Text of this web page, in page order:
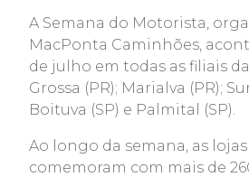
A Semana do Motorista,
MacPonta Caminhões,
de julho em todas as filiais
Grossa (PR); Marialva (PR);
Boituva (SP) e Palmital (SP).
Ao longo da semana, as lojas
comemoram com mais de